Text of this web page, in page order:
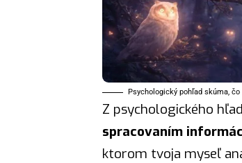
Psychologický pohľad skúma,
Z psychologického
spracovaním
ktorom tvoja myseľ